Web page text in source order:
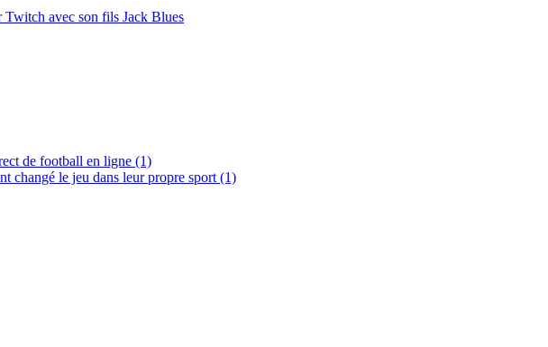
Twitch avec son fils Jack Blues
de football en ligne (1)
changé le jeu dans leur propre sport (1)